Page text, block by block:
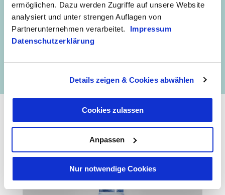
ermöglichen. Dazu werden Zugriffe auf unsere Website
analysiert und unter strengen Auflagen von
Partnerunternehmen verarbeitet. Impressum
Datenschutzerklärung
Details zeigen & Cookies abwählen
Cookies zulassen
Anpassen
Nur notwendige Cookies
Gesichtspunkten. Das Wasser wird täglich nach einem
definierten Prozess auf trinkwasserrelevante, pathogene Keime
Beprobung unseres Wassers durch ein unabhängiges,
akkreditiertes Labor statt. So erzielen wir noch dichtere
Trinkgenuss.
Unsere Wasserflaschen